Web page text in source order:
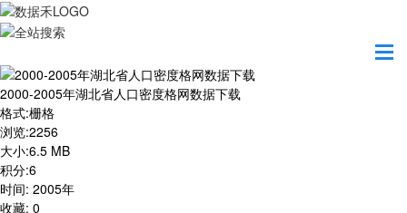
2000-2005年湖北省人口密度格网数据下载
格式:栅格
浏览:2256
大小:6.5 MB
积分:6
时间: 2005年
收藏: 0